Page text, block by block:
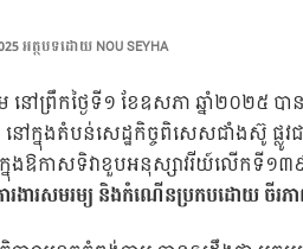
អត្ថបទដោយ NOU SEYHA
ម នៅព្រឹកថ្ងៃទី១ ខែឧសភា ឆ្នាំ២០
នៅក្នុងតំបន់សេដ្ឋកិច្ចពិសេសជាំងស៊ូ ផ្
ក្នុងឱកាសទិវាខួបអនុស្សាវរីយ៍លើកទី១៣
ការងារសមរម្យ និងកំណើនប្រកបដោយ ចីរ